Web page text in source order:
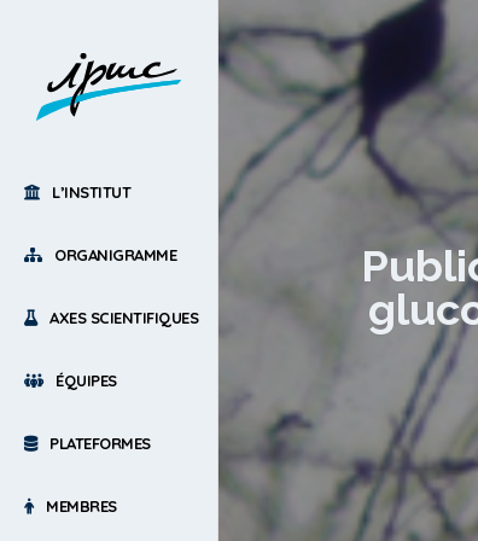
L’INSTITUT
ORGANIGRAMME
AXES SCIENTIFIQUES
ÉQUIPES
PLATEFORMES
MEMBRES